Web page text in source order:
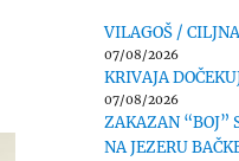
VILAGOŠ /
07/08/2026
KRIVAJA
07/08/2026
ZAKAZAN “BOJ”
NA JEZERU